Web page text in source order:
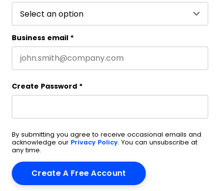
Business email *
Create Password *
By submitting you agree to receive occasional emails and
acknowledge our Privacy Policy. You can unsubscribe at
any time.